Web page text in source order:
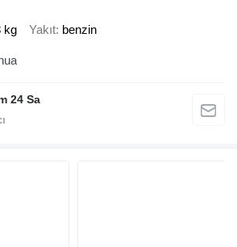
kg Yakıt benzin
24 Sa